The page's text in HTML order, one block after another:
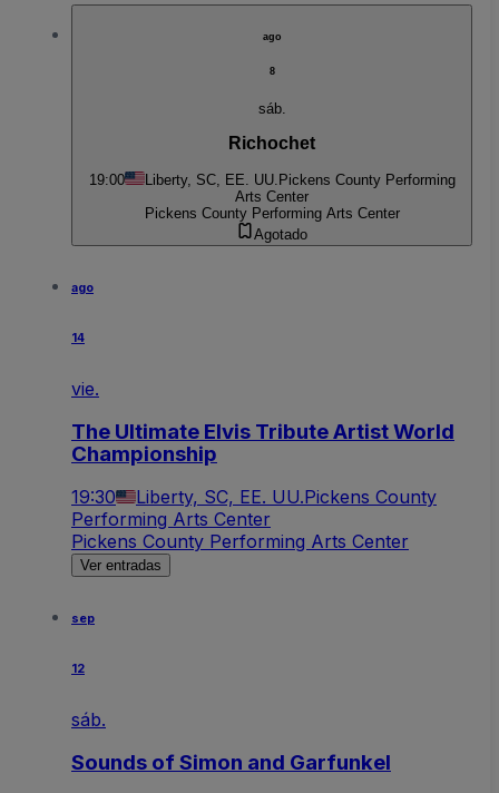
ago
8
sáb.
Richochet
19:00 Liberty, SC, EE. UU. Pickens County Performing
Arts Center
Pickens County Performing Arts Center
Agotado
ago
14
vie.
The Ultimate Elvis Tribute Artist World
Championship
19:30 Liberty, SC, EE. UU.Pickens County
Performing Arts Center
Pickens County Performing Arts Center
Ver entradas
sep
12
sáb.
Sounds of Simon and Garfunkel